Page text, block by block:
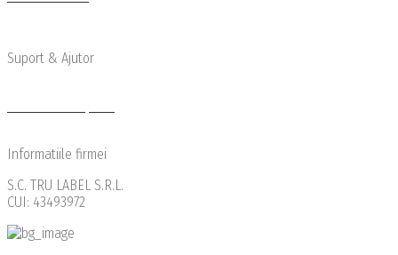
Suport & Ajutor
Informatiile firmei
S.C. TRU LABEL S.R.L.
CUI: 43493972